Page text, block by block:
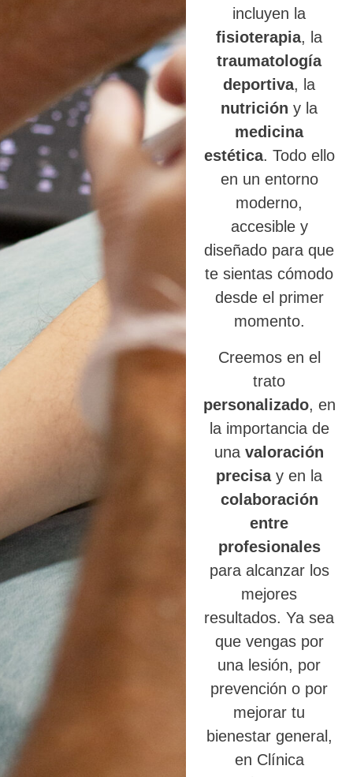
incluyen la
fisioterapia, la
traumatología
deportiva, la
nutrición y la
medicina
estética. Todo ello
en un entorno
moderno,
accesible y
diseñado para que
te sientas cómodo
desde el primer
momento.
Creemos en el
trato
personalizado, en
la importancia de
unavaloración
precisay en la
colaboración
entre
profesionales
para alcanzar los
mejores
resultados. Ya sea
que vengas por
una lesión, por
prevención o por
mejorar tu
bienestar general,
en Clínica